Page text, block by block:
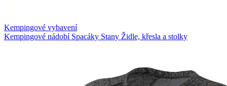
Kempingové vybavení
Kempingové nádobí Spacáky Stany Židle, křesla a stolky